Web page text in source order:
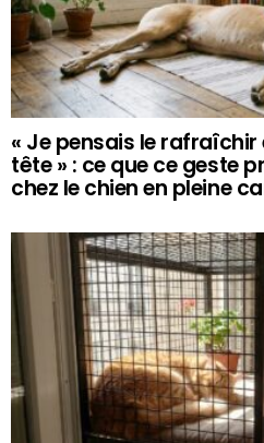
« Je pensais le
tête » : ce que ce geste
chez le chien en pleine